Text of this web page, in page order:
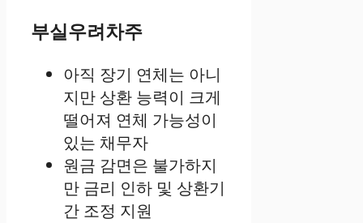
부실우려차주
아직 장기 연체는 아니
지만 상환 능력이 크게
떨어져 연체 가능성이
있는 채무자
원금 감면은 불가하지
만 금리 인하 및 상환기
간 조정 지원